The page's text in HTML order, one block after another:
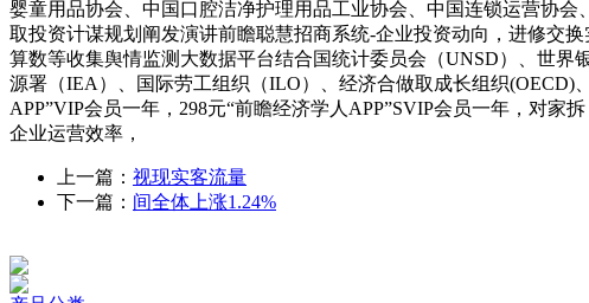
婴童用品协会、中国口腔洁净护理用品工业协会、中国连锁运营协会
取投资计谋规划阐发演讲前瞻聪慧招商系统-企业投资动向，进修交
算数等收集舆情监测大数据平台结合国统计委员会（UNSD）、世
源署（IEA）、国际劳工组织（ILO）、经济合做取成长组织(OECD)
APP”VIP会员一年，298元“前瞻经济学人APP”SVIP会员一年，对
企业运营效率，
上一篇： 视现实客流量
下一篇： 间全体上涨1.24%